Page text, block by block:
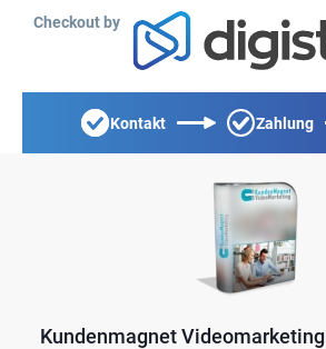
Checkout by
Kontakt Zahlung
Kundenmagnet